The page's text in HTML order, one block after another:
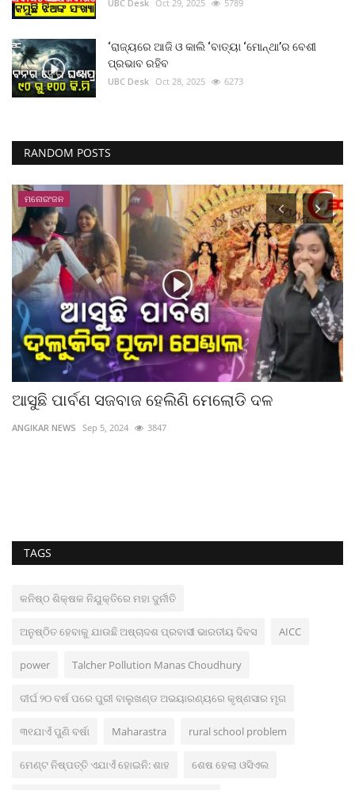
UBC Desk Oct 29, 2025 5789
‘ରାଜ୍ୟରେ ଆଜି ଓ କାଲି ‘ବାତ୍ୟା ‘ମୋନ୍ଥା’ର ବେଶୀ
ପ୍ରଭାବ ରହିବ
UBC Desk Oct 28, 2025 6273
RANDOM POSTS
ମନୋରଂଜନ
ଆସୁଛି ପାର୍ବଣ ସଜବାଜ ହେଲିଣି ମେଲୋଡି ଦଳ
ANGIKAR NEWS Sep 5, 2024 3847
TAGS
କନିଷ୍ଠ ଶିକ୍ଷକ ନିଯୁକ୍ତିରେ ମହା ଦୁର୍ନୀତି
ଅନୁଷ୍ଠିତ ହେବାକୁ ଯାଉଛି ଅଷ୍ଚାଦଶ ପ୍ରବାସୀ ଭାରତୀୟ ଦିବସ AICC
power Talcher Pollution Manas Choudhury
ଦୀର୍ଘ ୨୦ ବର୍ଷ ପରେ ପୁରୀ ବାଲୁଖଣ୍ଡ ଅଭୟାରଣ୍ୟରେ କୃଷ୍ଣସାର ମୃଗ
୩୧ଯାଏଁ ପୁଣି ବର୍ଷା Maharastra rural school problem
ମେଣ୍ଟ ନିଷ୍ପତ୍ତି ଏଯାଏଁ ହୋଇନି: ଶାହ ଶେଷ ହେଲା ଓସିଏଲ